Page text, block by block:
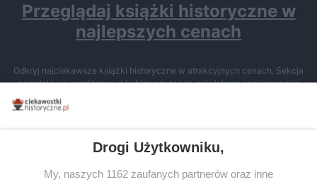
Przeglądaj książki historyczne w
najlepszych cenach
Odkryj najciekawsze książki historyczne w atrakcyjnych cenach. Sekcja
powstała we współpracy z Lubimyczytac.pl, największą społecznością
miłośników literatury w Polsce – dzięki temu możesz wybierać spośród
tytułów najwyżej ocenianych przez czytelników.
Drogi Użytkowniku,
My, naszych 1162 zaufanych partnerów oraz inne